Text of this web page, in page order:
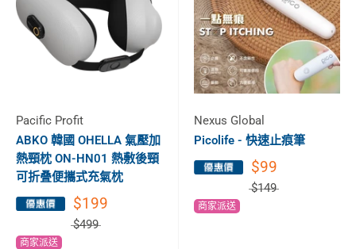
Pacific Profit
ABKO 韓國 OHELLA 氣壓加
熱頸枕 ON-HN01 熱敷後頸
可折叠便攜式充氣枕
$199
$499
商家派送
Nexus Global
Picolife - 快速止痕筆
$99
$149
商家派送